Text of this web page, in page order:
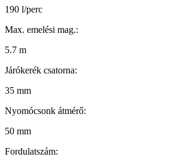
190 l/perc
Max. emelési mag.:
5.7 m
Járókerék csatorna:
35 mm
Nyomócsonk átmérő:
50 mm
Fordulatszám: